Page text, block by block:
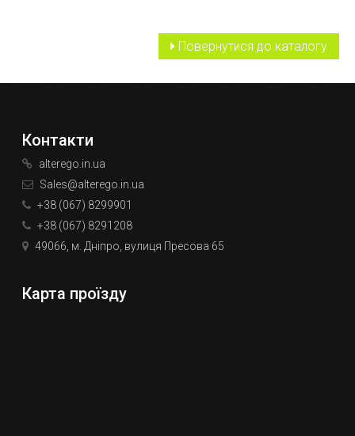
Повернутися до каталогу
Контакти
alterego.in.ua
Sales@alterego.in.ua
+38 (067) 8299901
+38 (067) 8291208
49066, м. Дніпро, вулиця Пресова 65
Карта проїзду